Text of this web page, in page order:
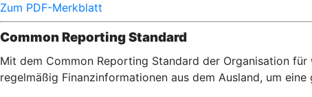
Zum PDF-Merkblatt
Common Reporting Standard
Mit dem Common Reporting Standard der Organisation
regelmäßig Finanzinformationen aus dem Ausland, um